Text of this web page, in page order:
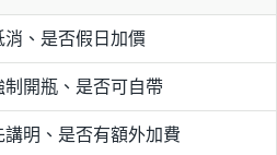
消、是否假日加價
制開瓶、是否可自帶
講明、是否有額外加費